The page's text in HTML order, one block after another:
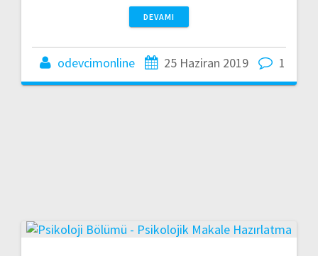
DEVAMI
odevcimonline 25 Haziran 2019 1